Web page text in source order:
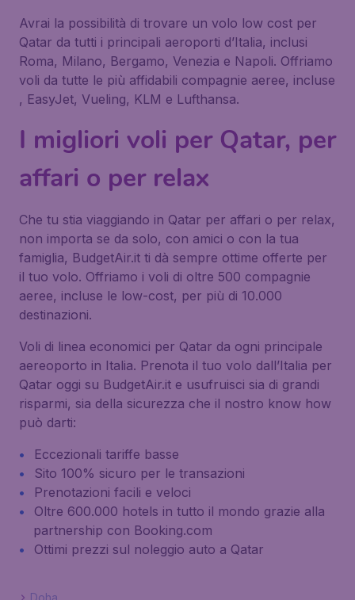
Avrai la possibilità di trovare un volo low cost per
Qatar da tutti i principali aeroporti d’Italia, inclusi
Roma, Milano, Bergamo, Venezia e Napoli. Offriamo
voli da tutte le più affidabili compagnie aeree, incluse
, EasyJet, Vueling, KLM e Lufthansa.
I migliori voli per Qatar, per
affari o per relax
Che tu stia viaggiando in Qatar per affari o per relax,
non importa se da solo, con amici o con la tua
famiglia, BudgetAir.it ti dà sempre ottime offerte per
il tuo volo. Offriamo i voli di oltre 500 compagnie
aeree, incluse le low-cost, per più di 10.000
destinazioni.
Voli di linea economici per Qatar da ogni principale
aereoporto in Italia. Prenota il tuo volo dall’Italia per
Qatar oggi su BudgetAir.it e usufruisci sia di grandi
risparmi, sia della sicurezza che il nostro know how
può darti:
Eccezionali tariffe basse
Sito 100% sicuro per le transazioni
Prenotazioni facili e veloci
Oltre 600.000 hotels in tutto il mondo grazie alla
partnership con Booking.com
Ottimi prezzi sul noleggio auto a Qatar
Doha